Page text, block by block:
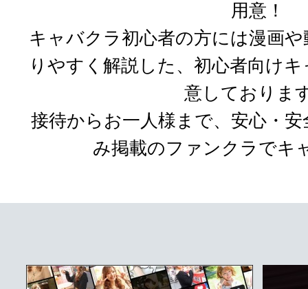
用意！
キャバクラ初心者の方には漫画
りやすく解説した、初心者向け
意しておりま
接待からお一人様まで、安心・
み掲載のファンクラでキ